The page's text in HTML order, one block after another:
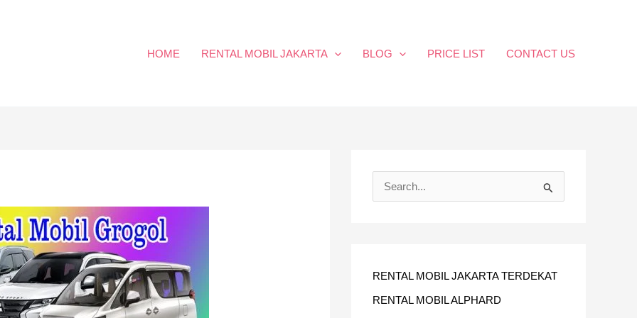
HOME RENTAL MOBIL JAKARTA BLOG PRICE LIST CONTACT US
U
N
RENTAL MOBIL JAKARTA TERDEKAT
RENTAL MOBIL ALPHARD